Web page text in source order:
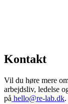
Kontakt
Vil du høre mere
arbejdsliv, ledelse
på hello@re-lab.dk.